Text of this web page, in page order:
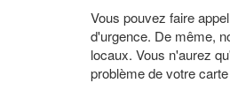
Vous pouvez faire
d'urgence. De même,
locaux. Vous n'aurez
problème de votre